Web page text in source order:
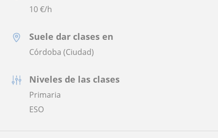
10€/h
Suele dar clases en
Córdoba (Ciudad)
Niveles de las clases
Primaria
ESO